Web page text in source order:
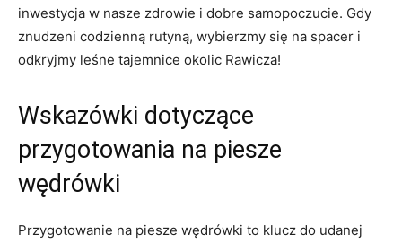
inwestycja w nasze zdrowie i dobre samopoczucie. Gdy
znudzeni codzienną rutyną, wybierzmy się na spacer i
odkryjmy leśne tajemnice okolic Rawicza!
Wskazówki dotyczące
przygotowania na piesze
wędrówki
Przygotowanie na piesze wędrówki to klucz do udanej